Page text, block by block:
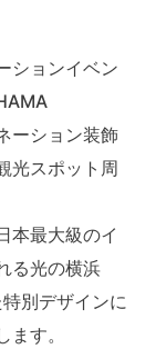
ションイベン
ーション装飾
光スポット周
本最大級のイ
る光の横浜
別デザインに
す。